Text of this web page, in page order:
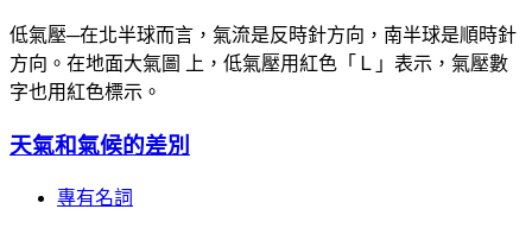
低氣壓─在北半球而言，氣流是反時針方向，南半球是順時針
方向。在地面大氣圖 上，低氣壓用紅色「Ｌ」表示，氣壓數
字也用紅色標示。
天氣和氣候的差別
專有名詞